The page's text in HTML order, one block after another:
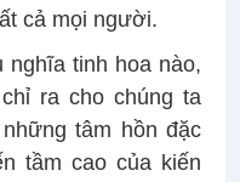
cả mọi người.
nghĩa tinh hoa nào,
ra cho chúng ta
tâm hồn đặc
tầm cao của kiến